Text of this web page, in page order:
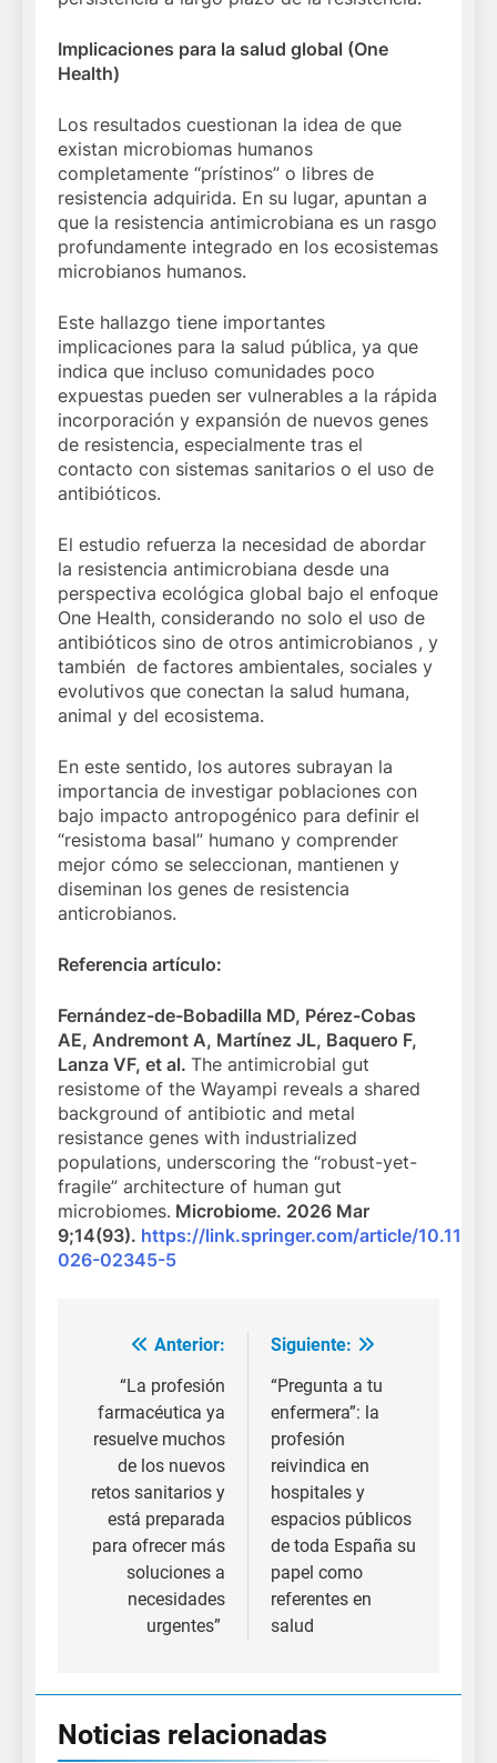
Implicaciones para la salud global (One
Health)
Los resultados cuestionan la idea de que
existan microbiomas humanos
completamente “prístinos” o libres de
resistencia adquirida. En su lugar, apuntan a
que la resistencia antimicrobiana es un rasgo
profundamente integrado en los ecosistemas
microbianos humanos.
Este hallazgo tiene importantes
implicaciones para la salud pública, ya que
indica que incluso comunidades poco
expuestas pueden ser vulnerables a la rápida
incorporación y expansión de nuevos genes
de resistencia, especialmente tras el
contacto con sistemas sanitarios o el uso de
antibióticos.
El estudio refuerza la necesidad de abordar
la resistencia antimicrobiana desde una
perspectiva ecológica global bajo el enfoque
One Health, considerando no solo el uso de
antibióticos sino de otros antimicrobianos , y
también de factores ambientales, sociales y
evolutivos que conectan la salud humana,
animal y del ecosistema.
En este sentido, los autores subrayan la
importancia de investigar poblaciones con
bajo impacto antropogénico para definir el
“resistoma basal” humano y comprender
mejor cómo se seleccionan, mantienen y
diseminan los genes de resistencia
anticrobianos.
Referencia artículo:
Fernández-de-Bobadilla MD, Pérez-Cobas
AE, Andremont A, Martínez JL, Baquero F,
Lanza VF, et al. The antimicrobial gut
resistome of the Wayampi reveals a shared
background of antibiotic and metal
resistance genes with industrialized
populations, underscoring the “robust-yet-
fragile” architecture of human gut
microbiomes. Microbiome. 2026 Mar
9;14(93). https://link.springer.com/article/
026-02345-5
Navegación
entradas
Anterior:
“La profesión
farmacéutica ya
resuelve muchos
de los nuevos
retos sanitarios y
está preparada
para ofrecer más
soluciones a
necesidades
urgentes”
Siguiente:
“Pregunta a tu
enfermera”: la
profesión
reivindica en
hospitales y
espacios públicos
de toda España su
papel como
referentes en
salud
Noticias relacionadas